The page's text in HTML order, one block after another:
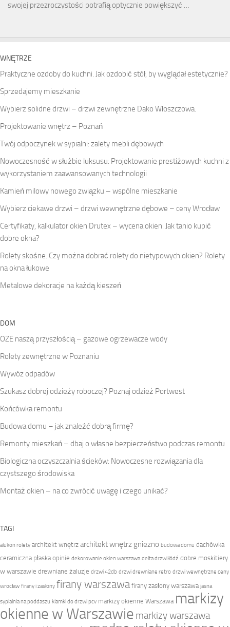
swojej przezroczystości potrafią optycznie powiększyć …
WNĘTRZE
Praktyczne ozdoby do kuchni. Jak ozdobić stół, by wyglądał estetycznie?
Sprzedajemy mieszkanie
Wybierz solidne drzwi – drzwi zewnętrzne Dako Włoszczowa.
Projektowanie wnętrz – Poznań
Twój odpoczynek w sypialni: zalety mebli dębowych
Nowoczesność w służbie luksusu: Projektowanie prestiżowych kuchni z
wykorzystaniem zaawansowanych technologii
Kamień milowy nowego związku – wspólne mieszkanie
Wybierz ciekawe drzwi – drzwi wewnętrzne dębowe – ceny Wrocław
Certyfikaty, kalkulator okien Drutex – wycena okien. Jak tanio kupić
dobre okna?
Rolety skośne. Czy można dobrać rolety do nietypowych okien? Rolety
na okna łukowe
Metalowe dekoracje na każdą kieszeń
DOM
OZE naszą przyszłością – gazowe ogrzewacze wody
Rolety zewnętrzne w Poznaniu
Wywóz odpadów
Szukasz dobrej odzieży roboczej? Poznaj odzież Portwest
Końcówka remontu
Budowa domu – jak znaleźć dobrą firmę?
Remonty mieszkań – dbaj o własne bezpieczeństwo podczas remontu
Biologiczna oczyszczalnia ścieków: Nowoczesne rozwiązania dla
czystszego środowiska
Montaż okien – na co zwrócić uwagę i czego unikać?
TAGI
alukon rolety architekt wnętrz architekt wnętrz gniezno budowa domu dachówka
ceramiczna płaska opinie dekorowanie okien warszawa delta drzwi łódź dobre moskitiery
w warszawie drewniane żaluzje drzwi 42db drzwi drewniane retro drzwi wewnętrzne ceny
wrocław firany i zasłony firany warszawa firany zasłony warszawa jasna
sypialnia na poddaszu klamki do drzwi pcv markizy okienne Warszawa markizy
okienne w Warszawie markizy warszawa